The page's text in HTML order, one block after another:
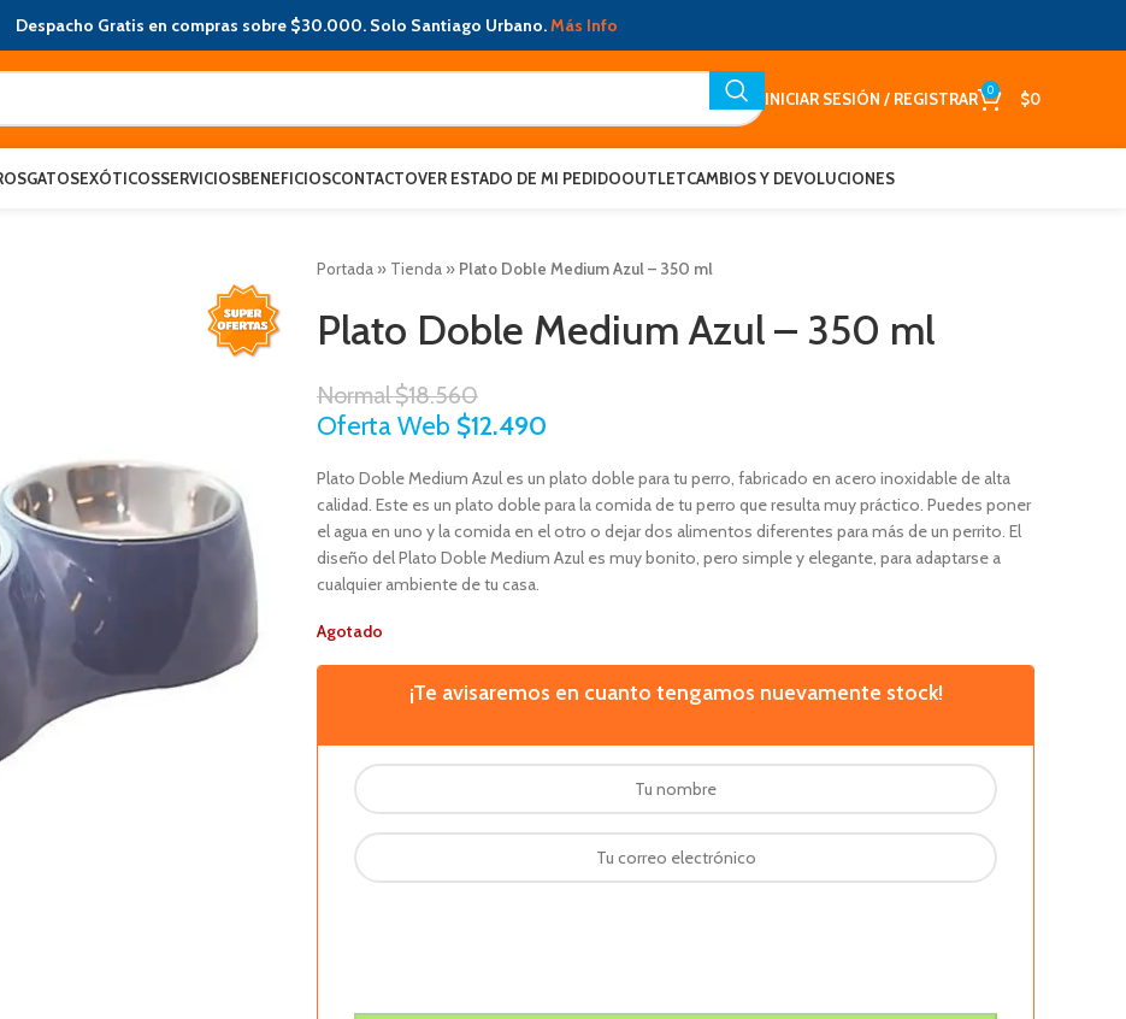
Despacho Gratis en compras sobre $30.000. Solo Santiago Urbano.Más Info
INICIAR SESIÓN / REGISTRAR 0 $0
GATOSEXÓTICOSSERVICIOSBENEFICIOSCONTACTOVER ESTADO DE MI PEDIDOOUTLETCAMBIOS Y DEVOLUCIONES
Portada » Tienda » Plato Doble Medium Azul – 350 ml
Plato Doble Medium Azul – 350 ml
Normal$18.560
Oferta Web $12.490
Plato Doble Medium Azul es un plato doble para tu perro, fabricado en acero inoxidable de alta
calidad. Este es un plato doble para la comida de tu perro que resulta muy práctico. Puedes poner
el agua en uno y la comida en el otro o dejar dos alimentos diferentes para más de un perrito. El
diseño del Plato Doble Medium Azul es muy bonito, pero simple y elegante, para adaptarse a
cualquier ambiente de tu casa.
Agotado
¡Te avisaremos en cuanto tengamos nuevamente stock!